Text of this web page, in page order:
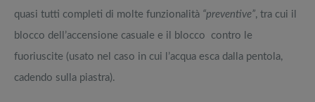
quasi tutti completi di molte funzionalità “preventive”, tra cui il
blocco dell’accensione casuale e il blocco contro le
fuoriuscite (usato nel caso in cui l’acqua esca dalla pentola,
cadendo sulla piastra).